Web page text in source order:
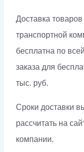
Доставка
транспортной
бесплатна по
заказа для
тыс. руб.
Сроки доставки
рассчитать на
компании.